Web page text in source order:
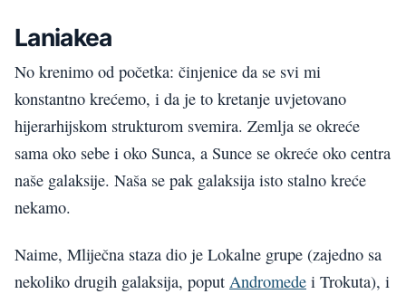
Laniakea
No krenimo od početka: činjenice da se svi mi
konstantno krećemo, i da je to kretanje uvjetovano
hijerarhijskom strukturom svemira. Zemlja se okreće
sama oko sebe i oko Sunca, a Sunce se okreće oko centra
naše galaksije. Naša se pak galaksija isto stalno kreće
nekamo.
Naime, Mliječna staza dio je Lokalne grupe (zajedno sa
nekoliko drugih galaksija, poput Andromede i Trokuta), i